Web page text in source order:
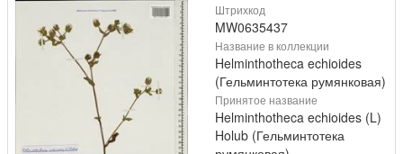
Штрихкод
MW0635437
Название в коллекции
Helminthotheca echioides
(Гельминтотека румянковая)
Принятое название
Helminthotheca echioides (L)
Holub (Гельминтотека